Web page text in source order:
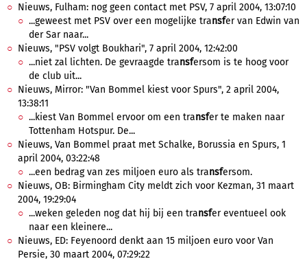
Nieuws, Fulham: nog geen contact met PSV, 7 april 2004, 13:07:10
...geweest met PSV over een mogelijke transfer van Edwin van
der Sar naar...
Nieuws, "PSV volgt Boukhari", 7 april 2004, 12:42:00
...niet zal lichten. De gevraagde transfersom is te hoog voor
de club uit...
Nieuws, Mirror: "Van Bommel kiest voor Spurs", 2 april 2004,
13:38:11
...kiest Van Bommel ervoor om een transfer te maken naar
Tottenham Hotspur. De...
Nieuws, Van Bommel praat met Schalke, Borussia en Spurs, 1
april 2004, 03:22:48
...een bedrag van zes miljoen euro als transfersom.
Nieuws, OB: Birmingham City meldt zich voor Kezman, 31 maart
2004, 19:29:04
...weken geleden nog dat hij bij een transfer eventueel ook
naar een kleinere...
Nieuws, ED: Feyenoord denkt aan 15 miljoen euro voor Van
Persie, 30 maart 2004, 07:29:22